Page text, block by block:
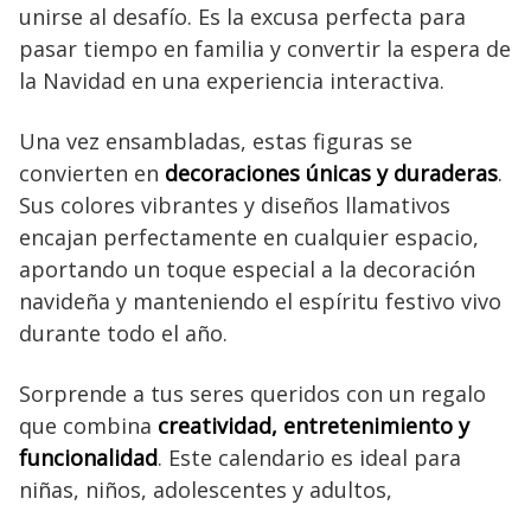
unirse al desafío. Es la excusa perfecta para
pasar tiempo en familia y convertir la espera de
la Navidad en una experiencia interactiva.
Una vez ensambladas, estas figuras se
convierten en decoraciones únicas y duraderas.
Sus colores vibrantes y diseños llamativos
encajan perfectamente en cualquier espacio,
aportando un toque especial a la decoración
navideña y manteniendo el espíritu festivo vivo
durante todo el año.
Sorprende a tus seres queridos con un regalo
que combina creatividad, entretenimiento y
funcionalidad. Este calendario es ideal para
niñas, niños, adolescentes y adultos,